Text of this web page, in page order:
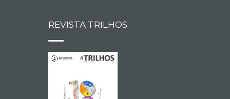
REVISTA TRILHOS